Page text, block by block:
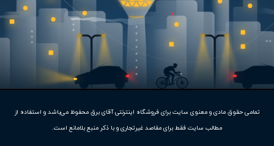
متاسفانه این کالا در حال
حاضر موجود نیست.
تمامی حقوق مادی و معنوی سایت برای فروشگاه اینترنتی آقای برق محفوظ می‌باشد و استفاده از
مطالب سایت فقط برای مقاصد غیرتجاری و با ذکر منبع بلامانع است.